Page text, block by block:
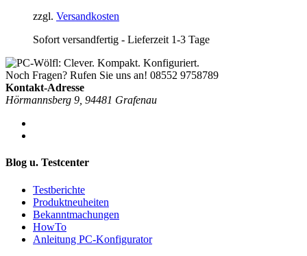
zzgl. Versandkosten
Sofort versandfertig - Lieferzeit 1-3 Tage
Noch Fragen? Rufen Sie uns an! 08552 9758789
Kontakt-Adresse
Hörmannsberg 9, 94481 Grafenau
Blog u. Testcenter
Testberichte
Produktneuheiten
Bekanntmachungen
HowTo
Anleitung PC-Konfigurator